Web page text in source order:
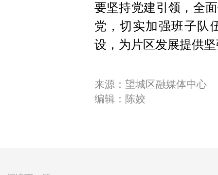
要坚持党建引领，全
党，切实加强班子队
设，为片区发展提供
来源：望城区融媒体中心
编辑：陈姣